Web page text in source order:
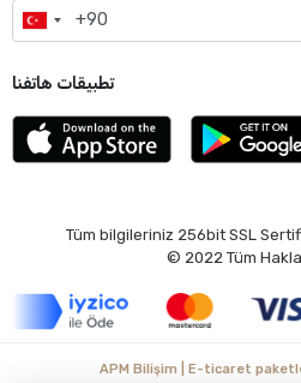
تطبيقات هاتفنا
Tüm bilgileriniz 256bit SSL
© 2022 Tüm
APM Bilişim | E-ticaret